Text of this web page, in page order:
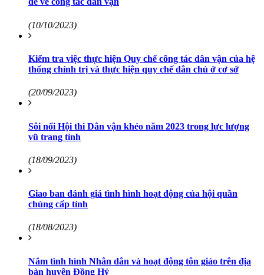
(10/10/2023)
Kiểm tra việc thực hiện Quy chế công tác dân vận của hệ
thống chính trị và thực hiện quy chế dân chủ ở cơ sở
(20/09/2023)
Sôi nổi Hội thi Dân vận khéo năm 2023 trong lực lượng
vũ trang tỉnh
(18/09/2023)
Giao ban đánh giá tình hình hoạt động của hội quần
chúng cấp tỉnh
(18/08/2023)
Nắm tình hình Nhân dân và hoạt động tôn giáo trên địa
bàn huyện Đồng Hỷ